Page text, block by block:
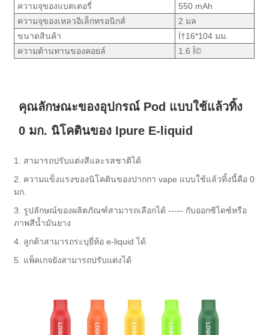
ความจุของแบตเตอรี่
550 mAh
ความจุของเหลวอิเล็กทรอนิกส์
2 มล
ขนาดสินค้า
Ï†16*104 มม.
ความต้านทานของคอยล์
1.6 Î©
คุณลักษณะของอุปกรณ์ Pod แบบใช้แล้วทิ้ง
0 มก. นิโคตินของ Ipure E-liquid
1. สามารถปรับแต่งสีและรสชาติได้
2. ความแข็งแรงของนิโคตินของปากกา vape แบบใช้แล้วทิ้งนี้คือ 0
มก.
3. รูปลักษณ์ของผลิตภัณฑ์สามารถเลือกได้ ----- กับออกซิไดซ์หรือ
ภาพสีน้ำมันยาง
4. ลูกค้าสามารถระบุยี่ห้อ e-liquid ได้
5. แพ็คเกจยังสามารถปรับแต่งได้